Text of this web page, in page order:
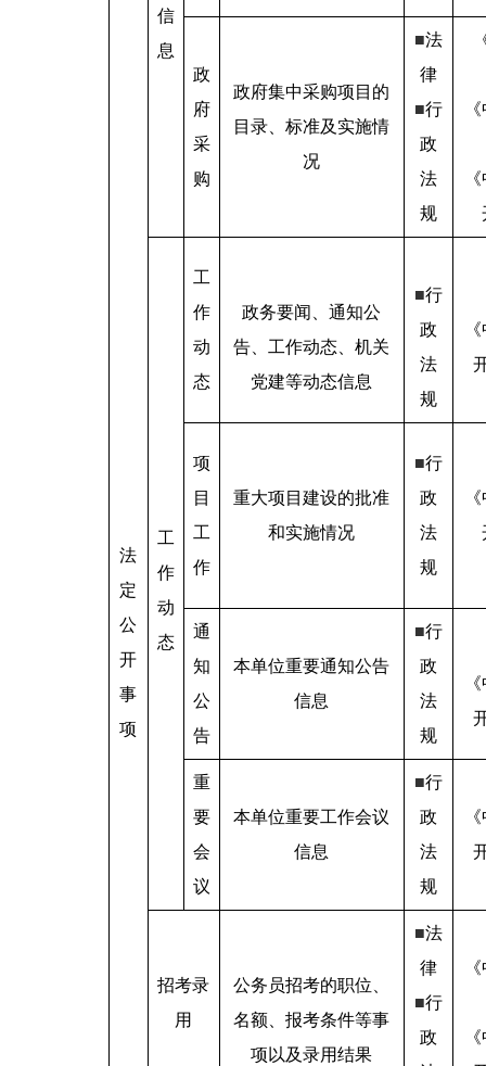
法
定
公
开
事
项
信
息
政
府
采
购
政府集中采购项目的
目录、标准及实施情
况
■法
律
■行
政
法
规
工
作
动
态
工
作
动
态
政务要闻、通知公
告、工作动态、机关
党建等动态信息
■行
政
法
规
项
目
工
作
重大项目建设的批准
和实施情况
■行
政
法
规
通
知
公
告
本单位重要通知公告
信息
■行
政
法
规
重
要
会
议
本单位重要工作会议
信息
■行
政
法
规
招考录
用
公务员招考的职位、
名额、报考条件等事
项以及录用结果
■法
律
■行
政